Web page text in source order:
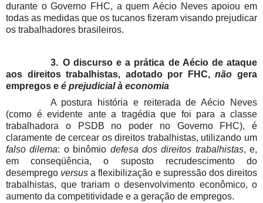
durante o Governo FHC, a quem Aécio Neves apoiou em
todas as medidas que os tucanos fizeram visando prejudicar
os trabalhadores brasileiros.
3. O discurso e a prática de Aécio de ataque
aos direitos trabalhistas, adotado por FHC,nãogera
empregos e é prejudicial à economia
A postura história e reiterada de Aécio Neves
(como é evidente ante a tragédia que foi para a classe
trabalhadora o PSDB no poder no Governo FHC), é
claramente de cercear os direitos trabalhistas, utilizando um
falso dilema: o binômio defesa dos direitos trabalhistas, e,
em conseqüência, o suposto recrudescimento do
desemprego versusa flexibilização e supressão dos direitos
trabalhistas, que trariam o desenvolvimento econômico, o
aumento da competitividade e a geração de empregos.